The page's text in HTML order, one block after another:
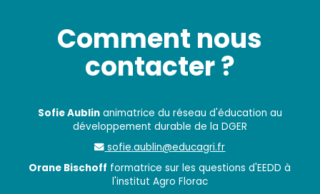
Comment nous
contacter ?
Sofie Aublin animatrice du réseau d'éducation au
développement durable de la DGER
sofie.aublin@educagri.fr
Orane Bischoff formatrice sur les questions d'EEDD à
l'institut Agro Florac